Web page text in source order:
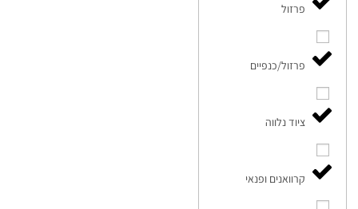
פרזול
פרזול/כנפיים
ציוד נלווה
קרוואנים ופנאי